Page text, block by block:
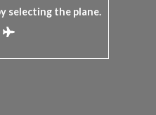
selecting the plane.